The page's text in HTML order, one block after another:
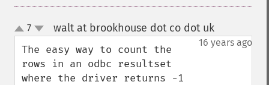
up
down
7 walt at brookhouse dot co dot uk¶
16 years ago
The easy way to count the
rows in an odbc resultset
where the driver returns -1